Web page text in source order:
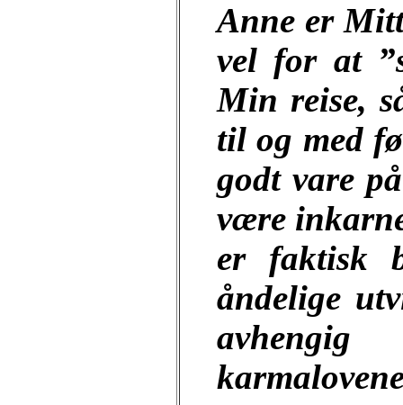
Anne er
vel for at
Min reise,
til og med
godt vare
være
er faktisk
åndelige
avhengig